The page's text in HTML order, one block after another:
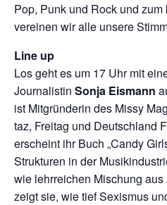
Pop, Punk und Rock und
vereinen wir alle unsere
Line up
Los geht es um 17 Uhr mit
Journalistin Sonja Eismann
ist Mitgründerin des Missy
taz, Freitag und Deutschland
erscheint ihr Buch „Candy
Strukturen in der
wie lehrreichen Mischung
zeigt sie, wie tief Sexismus